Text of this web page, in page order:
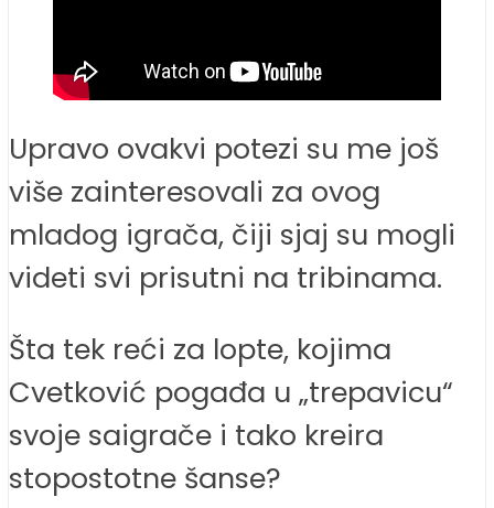
Upravo ovakvi potezi su me još
više zainteresovali za ovog
mladog igrača, čiji sjaj su mogli
videti svi prisutni na tribinama.
Šta tek reći za lopte, kojima
Cvetković pogađa u „trepavicu“
svoje saigrače i tako kreira
stopostotne šanse?